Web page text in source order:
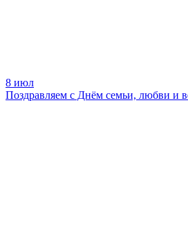
8 июл
Поздравляем с Днём семьи, любви и